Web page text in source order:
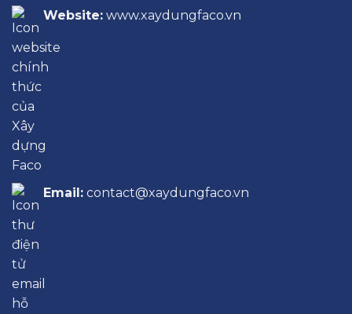
Website: www.xaydungfaco.vn
Email: contact@xaydungfaco.vn